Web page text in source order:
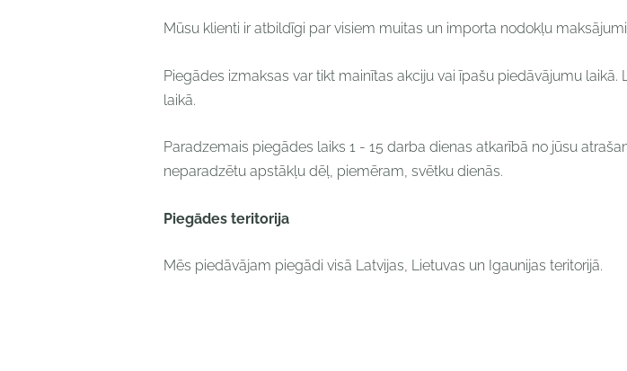
Mūsu klienti ir atbildīgi par visiem muitas un importa nodokļu
Piegādes izmaksas var tikt mainītas akciju vai īpašu piedāvājumu
laikā.
Paradzemais piegādes laiks 1 - 15 darba dienas atkarībā no jūsu
neparadzētu apstākļu dēļ, piemēram, svētku dienās.
Piegādes teritorija
Mēs piedāvājam piegādi visā Latvijas, Lietuvas un Igaunijas teritorijā.